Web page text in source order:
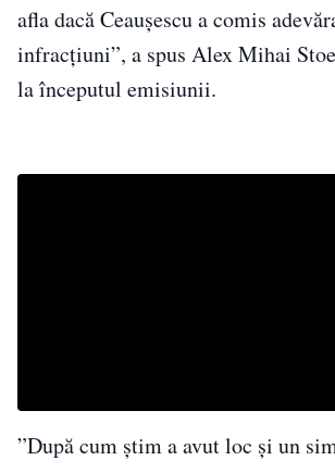
afla dacă Ceaușescu a comis
infracțiuni”, a spus Alex Mihai
la începutul emisiunii.
”După cum știm a avut loc și un